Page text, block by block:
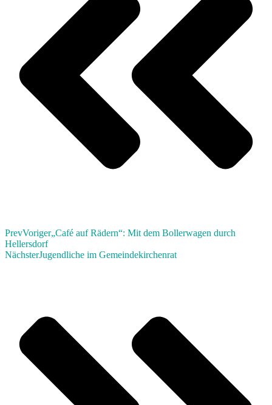
PrevVoriger„Café auf Rädern“: Mit dem Bollerwagen durch
Hellersdorf
NächsterJugendliche im Gemeindekirchenrat